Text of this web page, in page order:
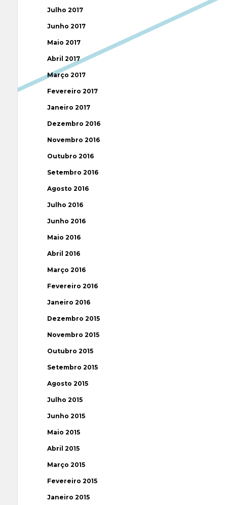
Julho 2017
Junho 2017
Maio 2017
Abril 2017
Março 2017
Fevereiro 2017
Janeiro 2017
Dezembro 2016
Novembro 2016
Outubro 2016
Setembro 2016
Agosto 2016
Julho 2016
Junho 2016
Maio 2016
Abril 2016
Março 2016
Fevereiro 2016
Janeiro 2016
Dezembro 2015
Novembro 2015
Outubro 2015
Setembro 2015
Agosto 2015
Julho 2015
Junho 2015
Maio 2015
Abril 2015
Março 2015
Fevereiro 2015
Janeiro 2015